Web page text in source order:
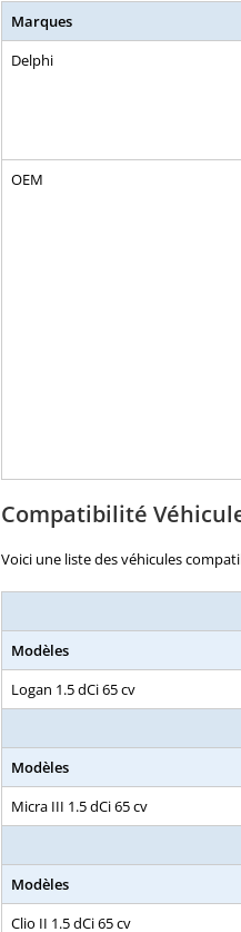
Marques
Delphi
OEM
Compatibilité
Voici une liste des véhicules
Modèles
Logan 1.5 dCi 65 cv
Modèles
Micra III 1.5 dCi 65 cv
Modèles
Clio II 1.5 dCi 65 cv